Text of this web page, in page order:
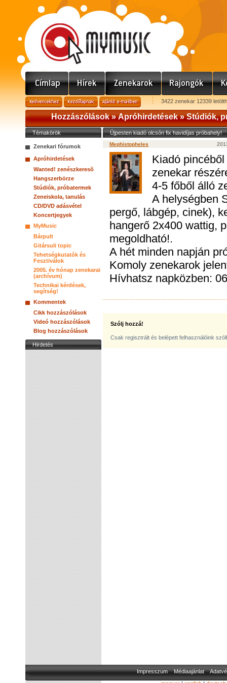
3422 zenekar 12339
Hozzászólások »Apróhirdetések»Stúdiók,
Témakörök
Zenekari fórumok
Apróhirdetések
Wanted! zenészkeresõ
Hangszerbörze
Stúdiók, próbatermek
Zeneiskola, tanulás
CD/DVD adásvétel
Koncertjegyek
MyMusic
Bárpult
Gitársuli topic
Tehetségkutatók és
Fesztiválok
2005. év hónap zenekarai
(archívum)
Technikai kérdések,
segítség!
Kommentek
Cikk hozzászólások
Videó hozzászólások
Blog hozzászólások
Hirdetés
Újpesten kiadó olcsón fix havidíjas próbahely!
Mephistopheles
Kiadó
zenekar
4-5 főből álló
A helységben
pergő, lábgép, cinek),
hangerő 2x400 wattig,
megoldható!.
A hét minden napján
Komoly zenekarok
Hívhatsz napközben:
Szólj hozzá!
Csak regisztrált és belépett felhasználóink
Impresszum Médiaajánlat